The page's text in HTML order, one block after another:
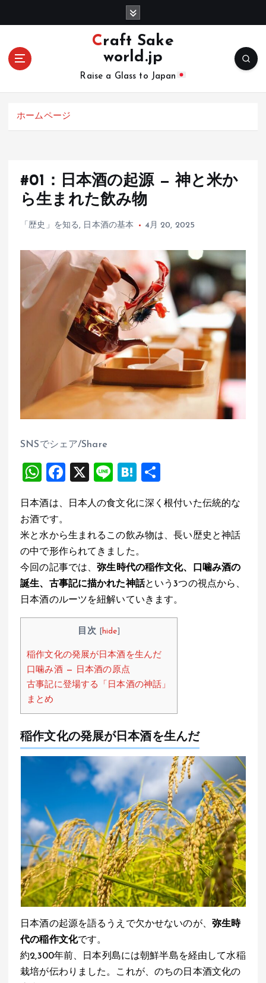
Craft Sake
world.jp
Raise a Glass to Japan
ホームページ
#01：日本酒の起源 — 神と米か
ら生まれた飲み物
「歴史」を知る , 日本酒の基本 4月 20, 2025
SNSでシェア/Share
W
at
s
A
p
p
F
ce
b
o
o
k
X
Li
e
H
e
n
a
日本酒は、日本人の食文化に深く根付いた伝統的な
お酒です。
米と水から生まれるこの飲み物は、長い歴史と神話
の中で形作られてきました。
今回の記事では、弥生時代の稲作文化、口噛み酒の
誕生、古事記に描かれた神話という3つの視点から、
日本酒のルーツを紐解いていきます。
目次 hide
稲作文化の発展が日本酒を生んだ
口噛み酒 — 日本酒の原点
古事記に登場する「日本酒の神話」
まとめ
稲作文化の発展が日本酒を生んだ
日本酒の起源を語るうえで欠かせないのが、 弥生時
代の稲作文化です。
約2,300年前、日本列島には朝鮮半島を経由して水稲
栽培が伝わりました。これが、のちの日本酒文化の